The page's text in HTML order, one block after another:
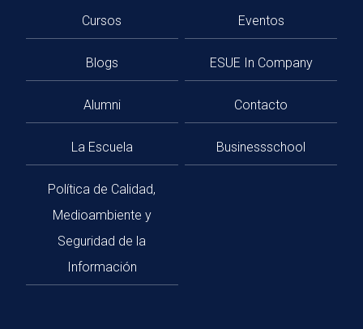
Cursos Eventos
Blogs ESUE In Company
Alumni Contacto
La Escuela Businessschool
Política de Calidad,
Medioambiente y
Seguridad de la
Información